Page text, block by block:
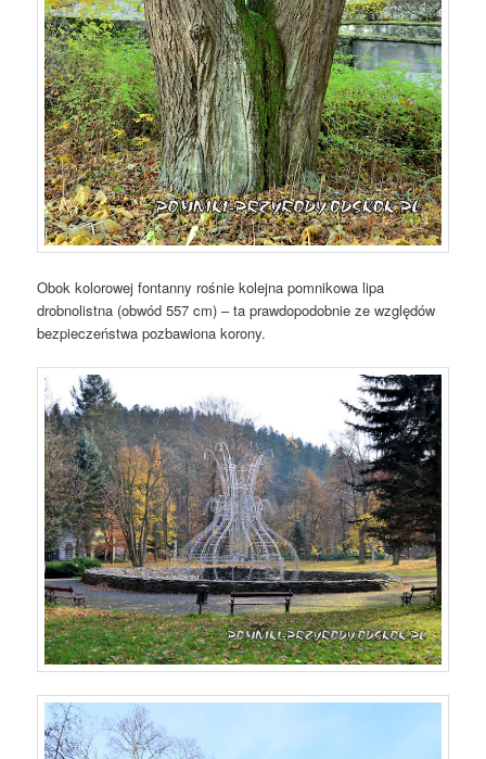
Obok kolorowej fontanny rośnie kolejna pomnikowa lipa
drobnolistna (obwód 557 cm) – ta prawdopodobnie ze względów
bezpieczeństwa pozbawiona korony.